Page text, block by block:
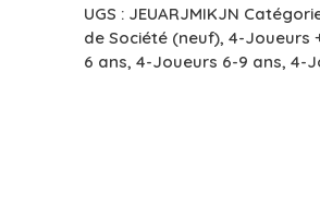
Jura
UGS : JEUARJMIKJN
de Société (neuf), 4-Joueurs
6 ans, 4-Joueurs 6-9 ans, 4-